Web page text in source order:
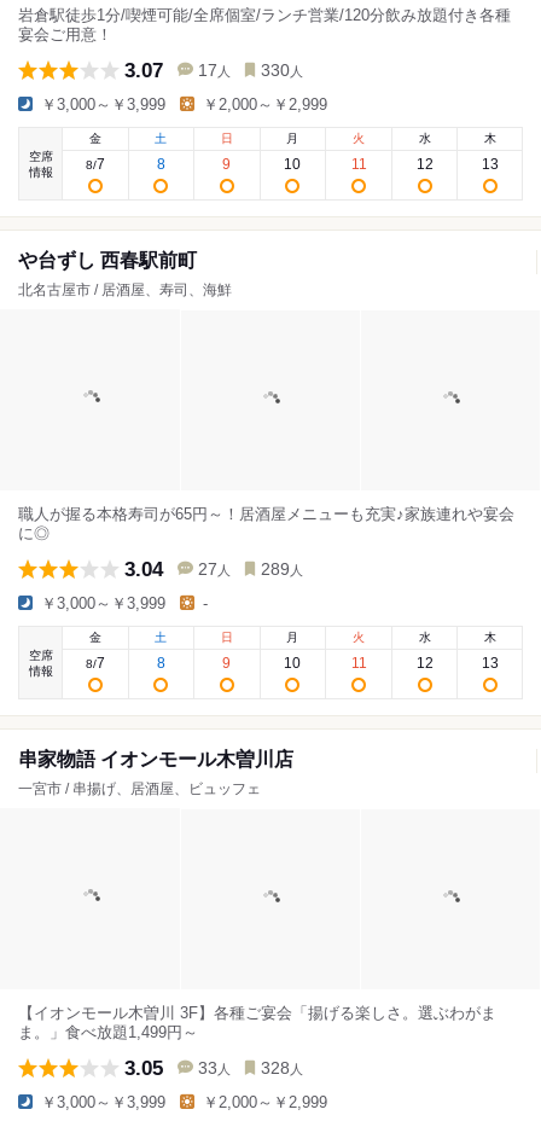
岩倉駅徒歩1分/喫煙可能/全席個室/ランチ営業/120分飲み放題付き各種
宴会ご用意！
3.07 17 人 330 人
￥3,000～￥3,999 ￥2,000～￥2,999
空席
情報
金
8/7
土
8
日
9
月
10
火
11
水
12
木
13
や台ずし 西春駅前町
北名古屋市 / 居酒屋、寿司、海鮮
職人が握る本格寿司が65円～！居酒屋メニューも充実♪家族連れや宴会
に◎
3.04 27 人 289 人
￥3,000～￥3,999 -
空席
情報
金
8/7
土
8
日
9
月
10
火
11
水
12
木
13
串家物語 イオンモール木曽川店
一宮市 / 串揚げ、居酒屋、ビュッフェ
【イオンモール木曽川 3F】各種ご宴会「揚げる楽しさ。選ぶわがま
ま。」食べ放題1,499円～
3.05 33 人 328 人
￥3,000～￥3,999 ￥2,000～￥2,999